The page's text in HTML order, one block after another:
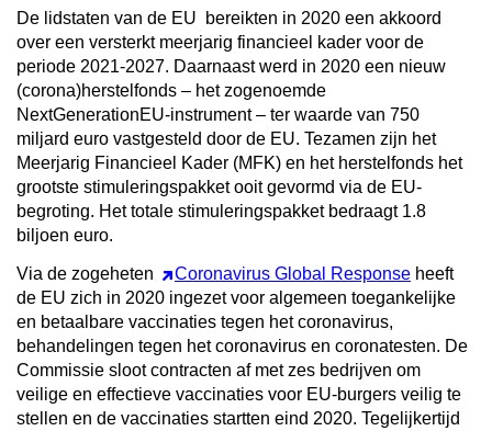
De lidstaten van de EU bereikten in 2020 een akkoord
over een versterkt meerjarig financieel kader voor de
periode 2021-2027. Daarnaast werd in 2020 een nieuw
(corona)herstelfonds – het zogenoemde
NextGenerationEU-instrument – ter waarde van 750
miljard euro vastgesteld door de EU. Tezamen zijn het
Meerjarig Financieel Kader (MFK) en het herstelfonds het
grootste stimuleringspakket ooit gevormd via de EU-
begroting. Het totale stimuleringspakket bedraagt 1.8
biljoen euro.
Via de zogeheten Coronavirus Global Response heeft
de EU zich in 2020 ingezet voor algemeen toegankelijke
en betaalbare vaccinaties tegen het coronavirus,
behandelingen tegen het coronavirus en coronatesten. De
Commissie sloot contracten af met zes bedrijven om
veilige en effectieve vaccinaties voor EU-burgers veilig te
stellen en de vaccinaties startten eind 2020. Tegelijkertijd